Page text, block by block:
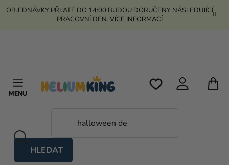
Přejít
OBJEDNÁVKY PŘIJATÉ DO 14:00 BUDOU DORUČENY NÁSLEDUJÍCÍ
PRACOVNÍ DEN. VÍCE INFORMACÍ
HLEDAT